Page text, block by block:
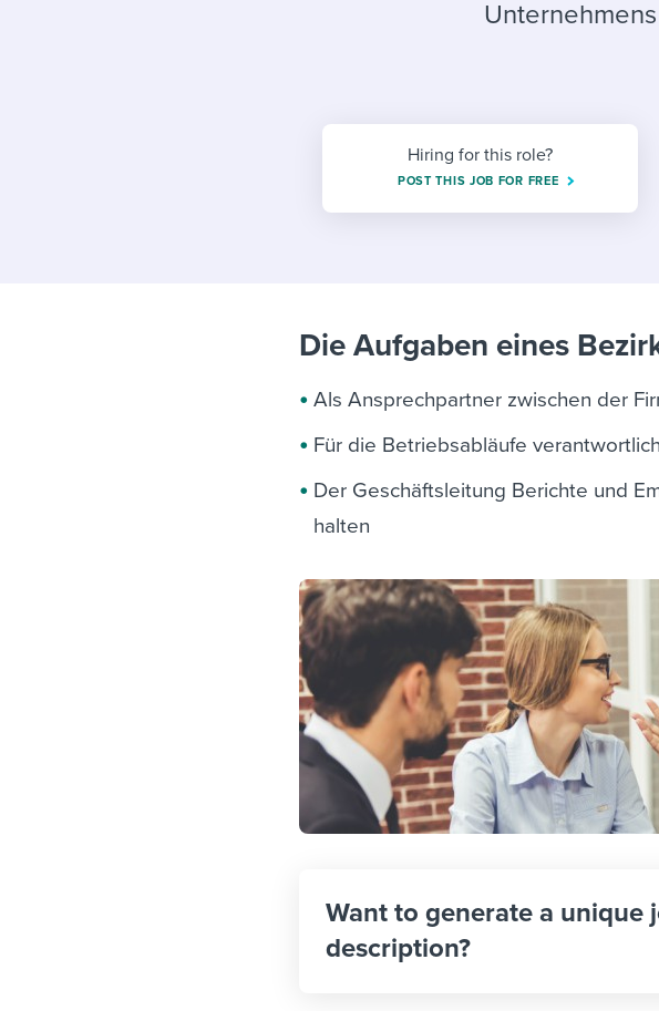
Hiring for this role?
POST THIS JOB FOR FREE
Die Aufgaben eines
Als Ansprechpartner zwischen der
Für die Betriebsabläufe
Der Geschäftsleitung Berichte und
halten
Want to generate a unique
description?